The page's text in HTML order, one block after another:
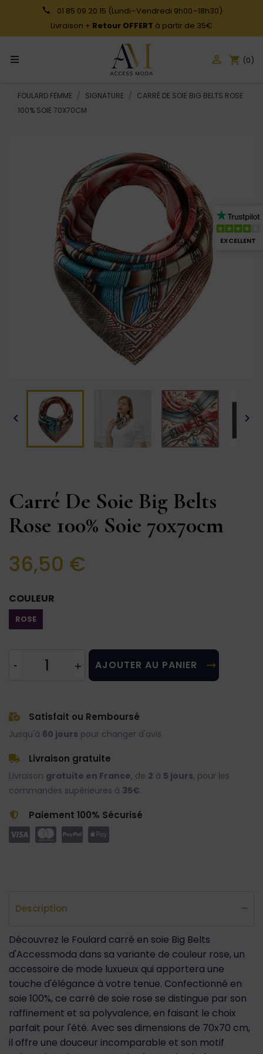
EXCELLENT
01 85 09 20 15 (Lundi–Vendredi 9h00–18h30)
Livraison + Retour OFFERT à partir de 35€
 shopping_cart (0)
FOULARD FEMME SIGNATURE
CARRÉ DE SOIE BIG BELTS ROSE
100% SOIE 70X70CM
 
Carré De Soie Big Belts
Rose 100% Soie 70x70cm
36,50 €
COULEUR
ROSE
AJOUTER AU PANIER
Satisfait ou Remboursé
Jusqu'à 60 jours pour changer d'avis
Livraison gratuite
Livraison gratuite en France, de 2 à 5 jours, pour les
commandes supérieures à 35€.
Paiement 100% Sécurisé
Description
Découvrez le Foulard carré en soie Big Belts
d'Accessmoda dans sa variante de couleur rose, un
accessoire de mode luxueux qui apportera une
touche d'élégance à votre tenue. Confectionné en
soie 100%, ce carré de soie rose se distingue par son
raffinement et sa polyvalence, en faisant le choix
parfait pour l'été. Avec ses dimensions de 70x70 cm,
il offre une douceur incomparable et son motif